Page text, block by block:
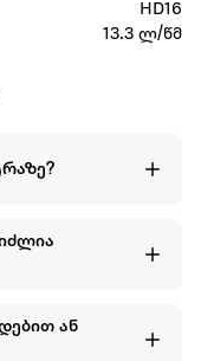
HD16
13.3 ლ/წმ
ან